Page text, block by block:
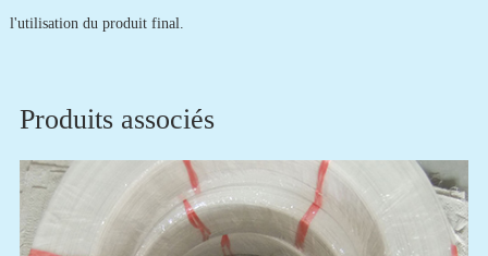
l'utilisation du produit final.
Produits associés